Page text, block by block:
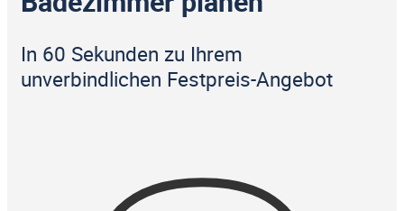
In 60 Sekunden zu Ihrem
unverbindlichen Festpreis-Angebot